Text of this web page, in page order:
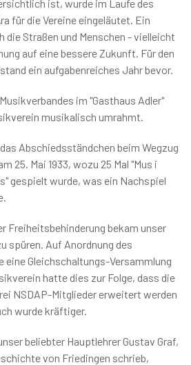
ist, wurde im Laufe des
für die Vereine eingeläutet. Ein
die Straßen und Menschen - vielleicht
auf eine bessere Zukunft. Für den
ein aufgabenreiches Jahr bevor.
im "Gasthaus Adler"
musikalisch umrahmt.
Abschiedsständchen beim Wegzug
25. Mai 1933, wozu 25 Mal "Mus i
gespielt wurde, was ein Nachspiel
Freiheitsbehinderung bekam unser
spüren. Auf Anordnung des
Gleichschaltungs-Versammlung
hatte dies zur Folge, dass die
NSDAP-Mitglieder erweitert werden
wurde kräftiger.
beliebter Hauptlehrer Gustav Graf,
von Friedingen schrieb,